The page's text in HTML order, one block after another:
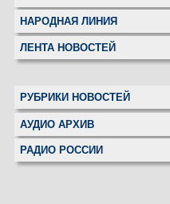
НАРОДНАЯ ЛИНИЯ
ЛЕНТА НОВОСТЕЙ
РУБРИКИ НОВОСТЕЙ
АУДИО АРХИВ
РАДИО РОССИИ